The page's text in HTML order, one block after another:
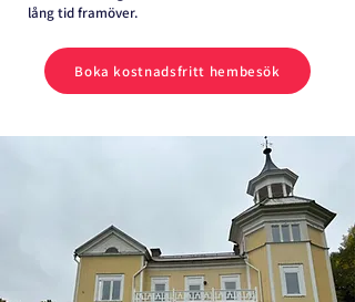
lång tid framöver.
Boka kostnadsfritt hembesök